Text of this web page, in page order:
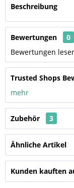
Beschreibung
Bewertungen
0
Bewertungen
Trusted Shops
mehr
Zubehör 3
Ähnliche Artikel
Kunden kauften